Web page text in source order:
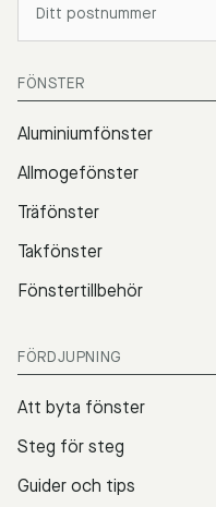
FÖNSTER
Aluminiumfönster
Allmogefönster
Träfönster
Takfönster
Fönstertillbehör
FÖRDJUPNING
Att byta fönster
Steg för steg
Guider och tips